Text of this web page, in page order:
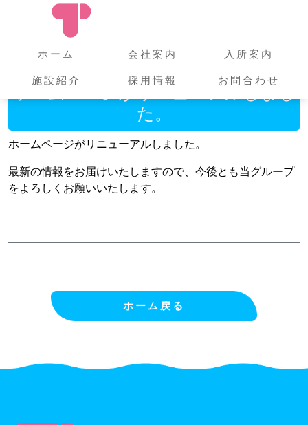
ホーム 会社案内 入所案内
施設紹介 採用情報 お問合わせ
た。
ホームページがリニューアルしました。
最新の情報をお届けいたしますので、今後とも当グループ
をよろしくお願いいたします。
ホーム戻る